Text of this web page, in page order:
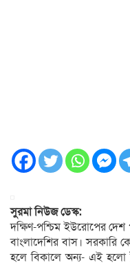
সুরমা নিউজ ডেস্ক:
দক্ষিণ-পশ্চিম ইউরোপের দেশ
বাংলাদেশির বাস। সরকারি
হলে বিকালে অন্য- এই হলো